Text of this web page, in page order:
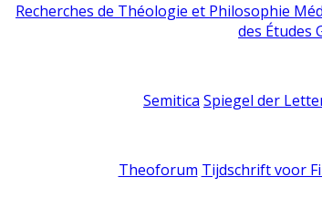
Recherches de Théologie et Philosophie
des Études
Semitica Spiegel der
Theoforum Tijdschrift voor